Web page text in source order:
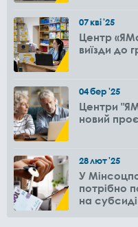
07кві'25
Центр
виїзди до
04бер'25
Центри
новий
28лют'25
У
потрібно
на